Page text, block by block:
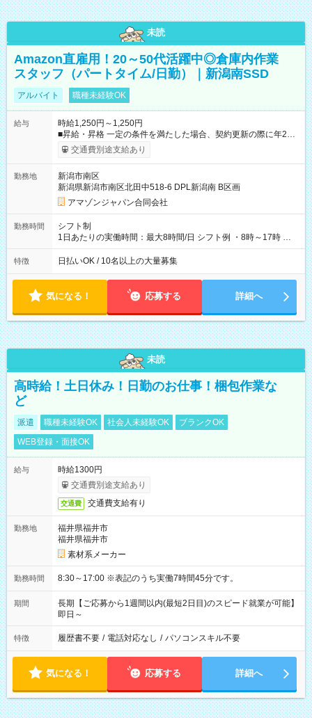
未読
Amazon直雇用！20～50代活躍中◎倉庫内作業
スタッフ（パートタイム/日勤）｜新潟南SSD
アルバイト 職種未経験OK
給与
時給1,250円～1,250円
■昇給・昇格 一定の条件を満たした場合、契約更新の際に年2回
まで昇給の機会があります。 ■正社員登用制度あり ※月末締/翌
月25日支払い ※時間外手当、別途支給 ※深夜割増賃金 (22:00～
☆Amazon直雇用で安定して働けます！ 【試用期間】試用期間
あり 試用期間の長さ：1週間 雇用形態、給与は本採用時と同じ
です。
交通費別途支給あり
勤務地
新潟市南区
新潟県新潟市南区北田中518-6 DPL新潟南 B区画
アマゾンジャパン合同会社
勤務時間
シフト制
1日あたりの実働時間：最大8時間/日 シフト例 ・8時～17時 ・
12時～21時
特徴 日払いOK / 10名以上の大量募集
気になる！ 応募する 詳細へ
未読
高時給！土日休み！日勤のお仕事！梱包作業な
ど
派遣 職種未経験OK 社会人未経験OK
ブランクOK
WEB登録・面接OK
給与
時給1300円
交通費別途支給あり
交通費 交通費支給有り
勤務地
福井県福井市
福井県福井市
素材系メーカー
勤務時間 8:30～17:00 ※表記のうち実働7時間45分です。
期間
長期【ご応募から1週間以内(最短2日目)のスピード就業が可能】
即日～
特徴 履歴書不要 / 電話対応なし / パソコンスキル不要
気になる！ 応募する 詳細へ